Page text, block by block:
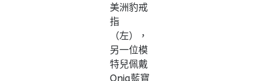
美洲豹戒
指
（左），
另一位模
特兒佩戴
Onja藍寶